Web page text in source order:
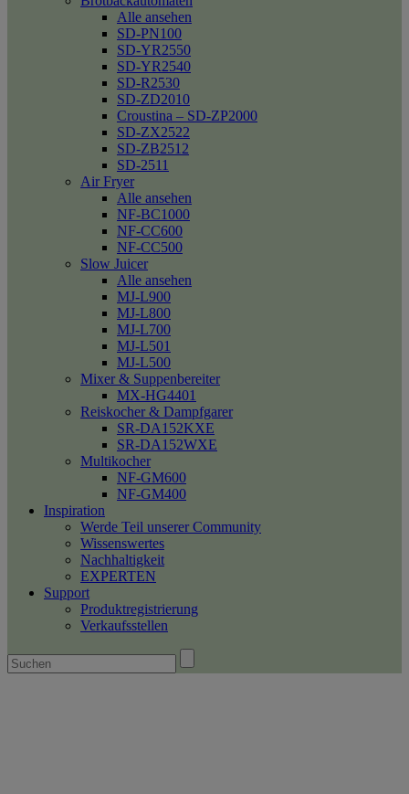
Alle ansehen
SD-PN100
SD-YR2550
SD-YR2540
SD-R2530
SD-ZD2010
Croustina – SD-ZP2000
SD-ZX2522
SD-ZB2512
SD-2511
Air Fryer
Alle ansehen
NF-BC1000
NF-CC600
NF-CC500
Slow Juicer
Alle ansehen
MJ-L900
MJ-L800
MJ-L700
MJ-L501
MJ-L500
Mixer & Suppenbereiter
MX-HG4401
Reiskocher & Dampfgarer
SR-DA152KXE
SR-DA152WXE
Multikocher
NF-GM600
NF-GM400
Inspiration
Werde Teil unserer Community
Wissenswertes
Nachhaltigkeit
EXPERTEN
Support
Produktregistrierung
Verkaufsstellen